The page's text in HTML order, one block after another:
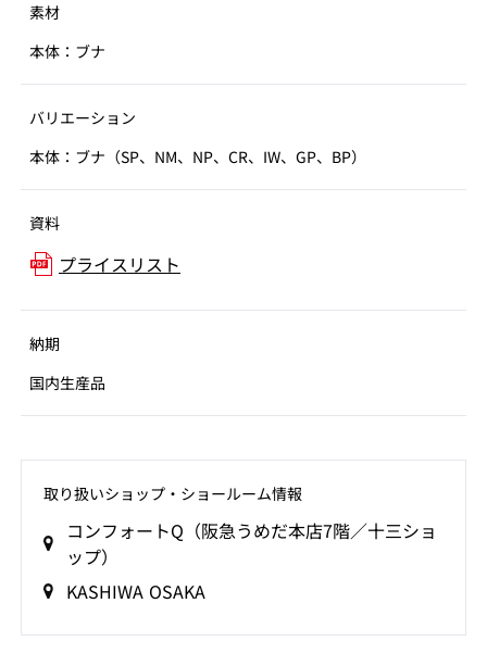
素材
本体：ブナ
バリエーション
本体：ブナ（SP、NM、NP、CR、IW、GP、BP）
資料
プライスリスト
納期
国内生産品
取り扱いショップ‧ショールーム情報
コンフォートQ（阪急うめだ本店7階／十三ショ
ップ）
KASHIWA OSAKA